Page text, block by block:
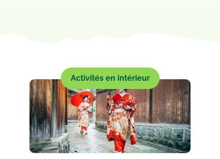
Activités en intérieur